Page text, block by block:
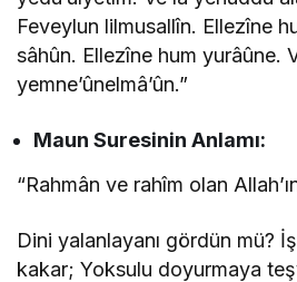
Feveylun lilmusallîn. Ellezîne
sâhûn. Ellezîne hum yurâûne.
yemne’ûnelmâ’ûn.”
Maun SuresininAnlamı:
“Rahmân ve rahîm olan
Dini yalanlayanı gördün mü?
kakar; Yoksulu doyurmaya